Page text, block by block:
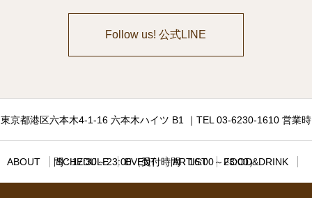
Follow us! 公式LINE
東京都港区六本木4-1-16 六本木ハイツ B1 ｜TEL 03-6230-1610 営業時
間 : 17:30～23:00（受付時間 : 16:00～23:00）
ABOUT SCHEDULE EVENT ARTIST FOOD&DRINK